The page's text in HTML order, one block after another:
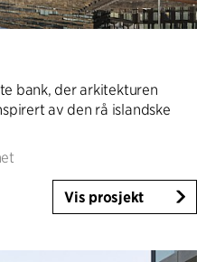
bank, der arkitekturen
av den rå islandske
Vis prosjekt